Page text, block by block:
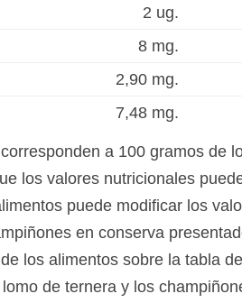
2 ug.
8 mg.
2,90 mg.
7,48 mg.
a 100 gramos de
los valores nutricionales
puede modificar los
en conserva
los alimentos sobre la tabla
de ternera y los